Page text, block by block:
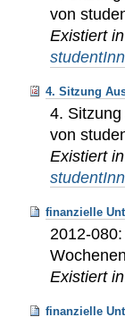
von
Existiert in
4. Sitzung
4.
von
Existiert in
finanzielle
2012-
Existiert in
finanzielle